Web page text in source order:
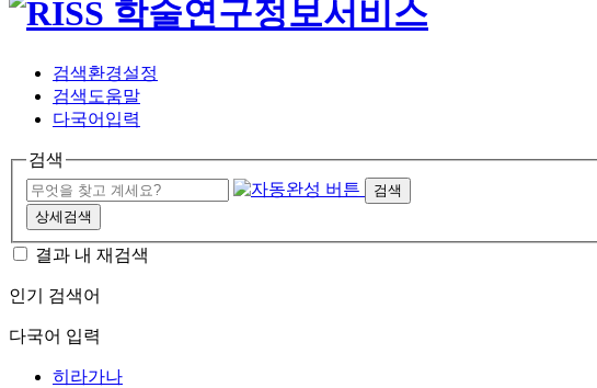
검색환경설정
검색도움말
다국어입력
검색
검색
상세검색
결과 내 재검색
인기 검색어
다국어 입력
히라가나